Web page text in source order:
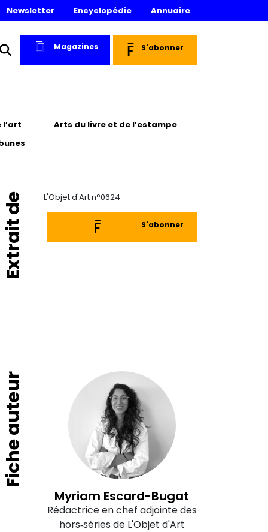
Newsletter Encyclopédie Annuaire
Magazines S'abonner
l’art
Arts du livre et de l’estampe
Extrait de L'Objet d'Art n°0624
S'abonner
Fiche auteur
Myriam Escard-Bugat
Rédactrice en chef adjointe des
hors‑séries de L'Objet d'Art